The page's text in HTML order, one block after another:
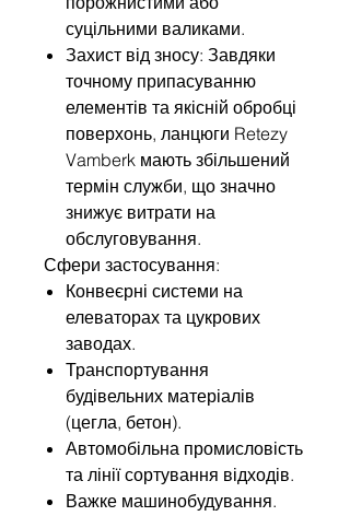
суцільними валиками.
Захист від зносу: Завдяки
точному припасуванню
елементів та якісній обробці
поверхонь, ланцюги Retezy
Vamberk мають збільшений
термін служби, що значно
знижує витрати на
обслуговування.
Сфери застосування:
Конвеєрні системи на
елеваторах та цукрових
заводах.
Транспортування
будівельних матеріалів
(цегла, бетон).
Автомобільна промисловість
та лінії сортування відходів.
Важке машинобудування.